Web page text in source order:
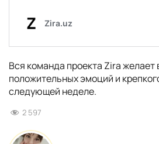
Вся команда проекта Zira желает
положительных эмоций и
следующей неделе.
2 597